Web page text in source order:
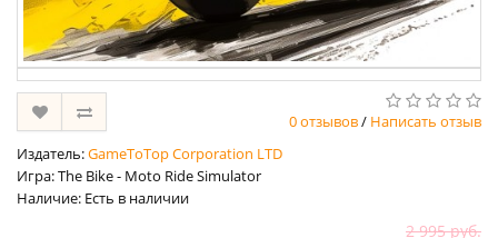
0 отзывов/ Написать отзыв
Издатель:GameToTop Corporation LTD
Игра: The Bike - Moto Ride Simulator
Наличие: Есть в наличии
2 995 руб.